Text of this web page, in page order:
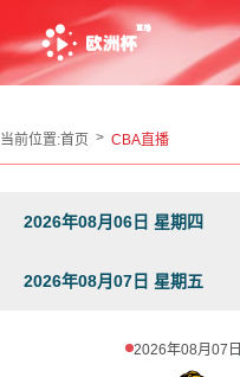
当前位置:首页 CBA直播
2026年08月06日 星期四
2026年08月07日 星期五
2026年08月07日